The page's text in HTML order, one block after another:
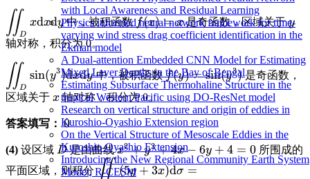
with Local Awareness and Residual Learning
Physics informed neural network framework for time-
varying wind stress drag coefficient identification in the
Ekman model
A Dual-attention Embedded CNN Model for Estimating
Mixed Layer Depths in the Bay of Bengal
Estimating Subsurface Thermohaline Structure in the
tropical Western Pacific using DO-ResNet model
Research on vertical structure and origin of eddies in
Kuroshio-Oyashio Extension region
On the Vertical Structure of Mesoscale Eddies in the
Kuroshio-Oyashio Extension
Introducing the New Regional Community Earth System
Model, R-CESM
\displaystyle
\iint_D x
\text{d}x\text{d}y
∬D
xdxdy中，被积函数\displaystyle
f(x)=x
f(x) = x是奇函数，区域关于
y
y
轴对称，积分为 0。
\displaystyle
\iint_D \sin(y^3)
\text{d}x\text{d}y
∬D
sin(y3)dxdy中，被积函数\displaystyle
f(y)=\sin(y^3)
f(y) = sin(y3)是奇函数，
区域关于 \displaystyle
x
x轴对称，积分为 0。
答案填写： \displaystyle
0
0
(4) 设区域 \displaystyle
D
D是由曲线\displaystyle
x^2+y^2+4x-
x2 + y2 +4x − 6y + 4 = 0所围成的
平面区域，则积分\displaystyle \iint_D
∬ (5y + 3x)dσ =